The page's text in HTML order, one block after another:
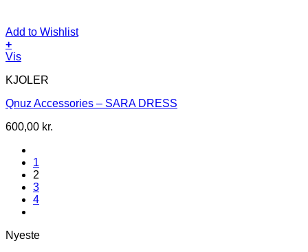
Add to Wishlist
+
Dette
har
varianter.
kan
varesiden
Vis
KJOLER
Qnuz Accessories – SARA DRESS
600,00 kr.
1
2
3
4
Nyeste